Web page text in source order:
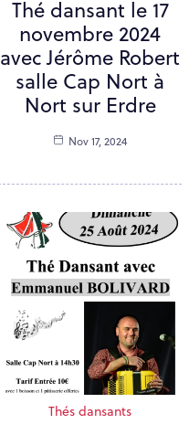
Thé dansant le 17
novembre 2024
avec Jérôme Robert
salle Cap Nort à
Nort sur Erdre
Nov 17, 2024
Thés dansants